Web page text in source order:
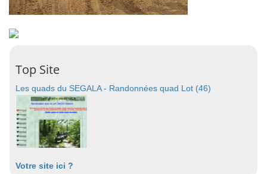
Top Site
Les quads du SEGALA - Randonnées quad Lot (46)
Votre site ici ?